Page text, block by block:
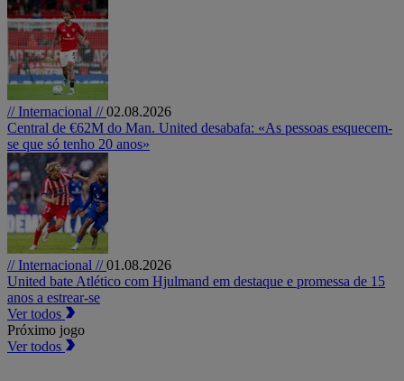
// Internacional //02.08.2026
Central de €62M do Man. United desabafa: «As pessoas esquecem-
se que só tenho 20 anos»
// Internacional //01.08.2026
United bate Atlético com Hjulmand em destaque e promessa de 15
anos a estrear-se
Ver todos
Próximo jogo
Ver todos